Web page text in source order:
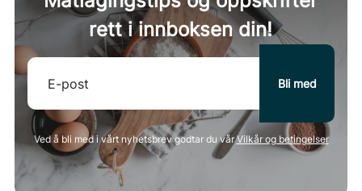
rett i innboksen din!
Ved å bli med i vårt nyhetsbrev godtar du vårVilkår og betingelser